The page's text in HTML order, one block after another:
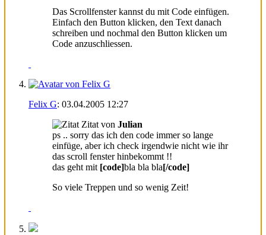
Das Scrollfenster kannst du mit Code einfügen.
Einfach den Button klicken, den Text danach
schreiben und nochmal den Button klicken um
Code anzuschliessen.
Felix G: 03.04.2005 12:27
Zitat von Julian
ps .. sorry das ich den code immer so lange
einfüge, aber ich check irgendwie nicht wie ihr
das scroll fenster hinbekommt !!
das geht mit [code]bla bla bla[/code]
So viele Treppen und so wenig Zeit!